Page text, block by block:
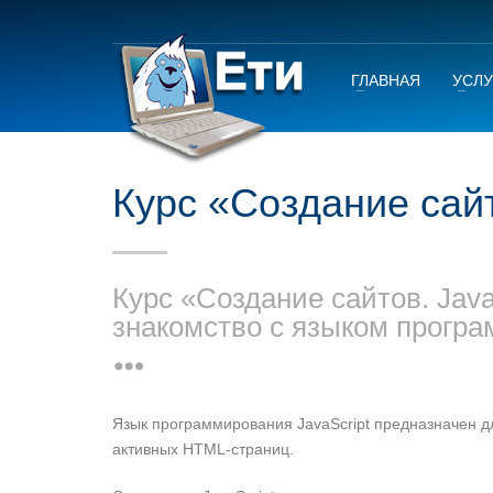
ГЛАВНАЯ
Курс «Создание
Курс «Создание сайтов.
знакомство с языком
Язык программирования JavaScript предназначен
активных HTML-страниц.